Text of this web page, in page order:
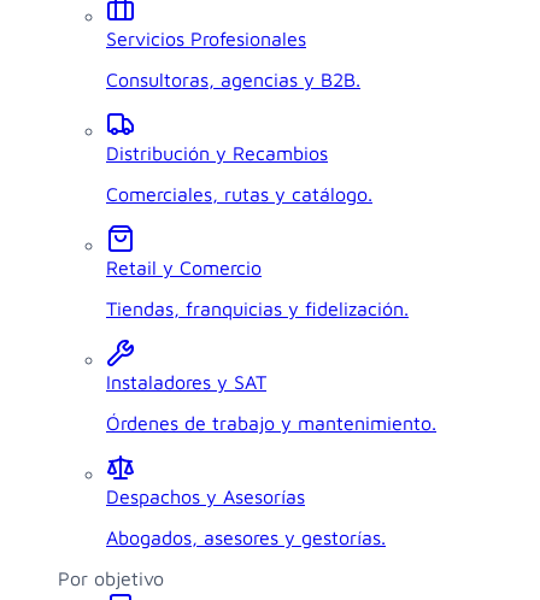
Servicios Profesionales
Consultoras, agencias y B2B.
Distribución y Recambios
Comerciales, rutas y catálogo.
Retail y Comercio
Tiendas, franquicias y fidelización.
Instaladores y SAT
Órdenes de trabajo y mantenimiento.
Despachos y Asesorías
Abogados, asesores y gestorías.
Por objetivo